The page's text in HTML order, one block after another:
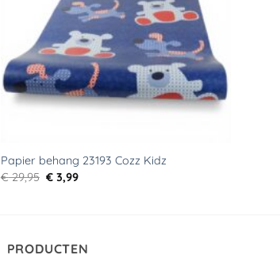
Papier behang 23193 Cozz Kidz
€29,95 Oorspronkelijke
prijs
€ 3,99Huidige
PRODUCTEN